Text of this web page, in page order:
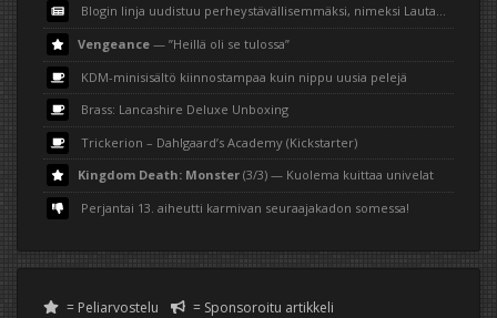
Blogin linja uudistuu perheystävällisemmäksi, nimeksi Lautapelihemmetti
Vengeance — ”Heillä oli se tulossa”
KDM-minisisältö kiinnostampaa kuin nippu uusia pelejä
Brass: Lancashire Deluxe Unboxing
Trickerion – Dahlgaard’s Academy (Kickstarter)
Kingdom Death: Monster (3/3) — Kuolema kuittaa univelat
Perjantai 13. aiheutti karmivan seuraajakadon somessa!
= Peliarvostelu
= Sponsoroitu artikkeli